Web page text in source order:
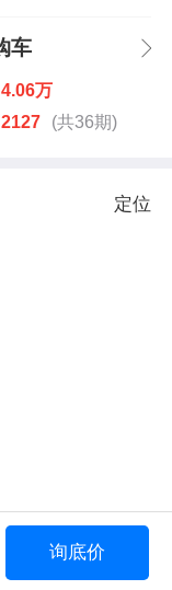
车
4.06万
2127 (共36期)
定位
询底价